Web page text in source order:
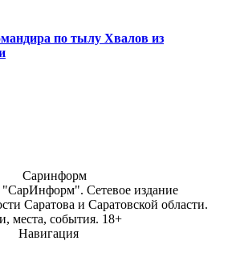
по тылу Хвалов из
Сетевое издание
Саратова и Саратовской области.
места, события. 18+
Навигация